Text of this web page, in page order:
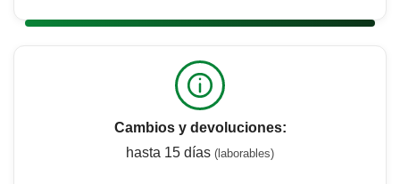
Cambios y devoluciones:
hasta 15 días (laborables)